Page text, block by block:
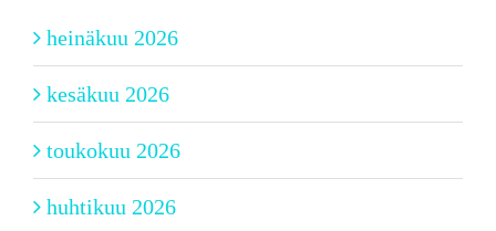
heinäkuu 2026
kesäkuu 2026
toukokuu 2026
huhtikuu 2026